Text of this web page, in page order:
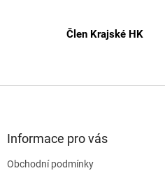
Člen Krajské HK
Informace pro vás
Obchodní podmínky